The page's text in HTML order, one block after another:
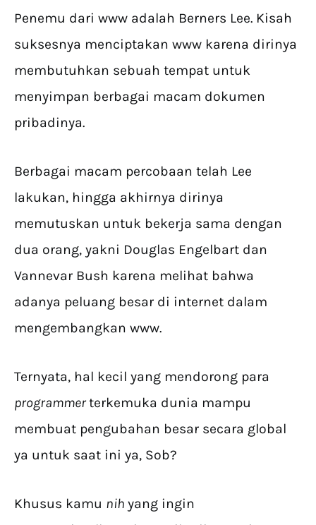
Penemu dari www adalah Berners Lee. Kisah
suksesnya menciptakan www karena dirinya
membutuhkan sebuah tempat untuk
menyimpan berbagai macam dokumen
pribadinya.
Berbagai macam percobaan telah Lee
lakukan, hingga akhirnya dirinya
memutuskan untuk bekerja sama dengan
dua orang, yakni Douglas Engelbart dan
Vannevar Bush karena melihat bahwa
adanya peluang besar di internet dalam
mengembangkan www.
Ternyata, hal kecil yang mendorong para
programmerterkemuka dunia mampu
membuat pengubahan besar secara global
ya untuk saat ini ya, Sob?
Khusus kamu nih yang ingin